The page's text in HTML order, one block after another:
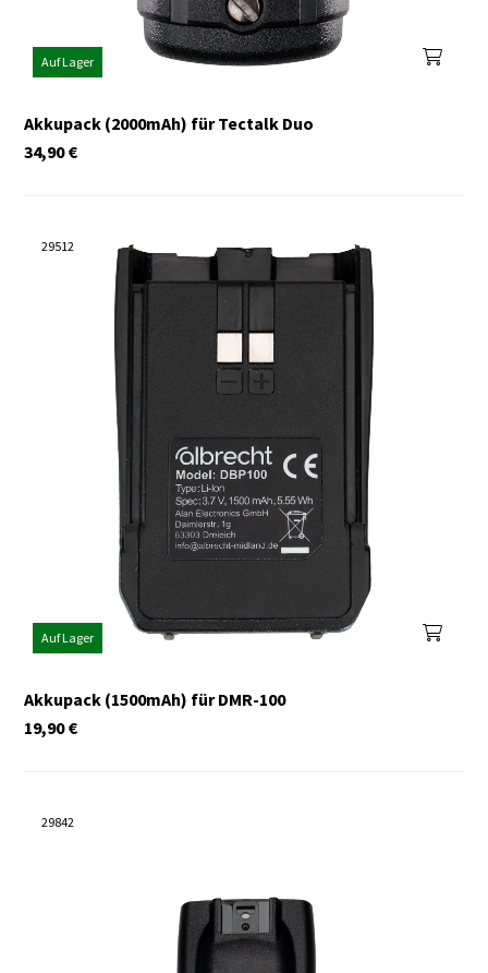
Auf Lager
Akkupack (2000mAh) für Tectalk Duo
€
34,90
29512
Auf Lager
Akkupack (1500mAh) für DMR-100
€
19,90
29842